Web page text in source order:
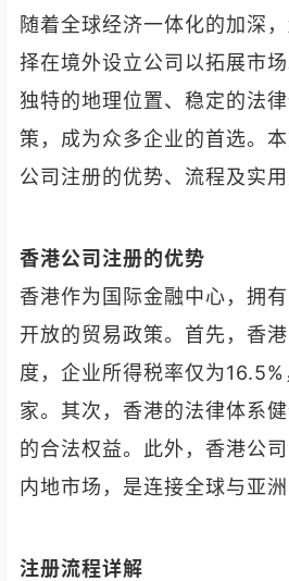
随着全球经济一体化的加深
择在境外设立公司以拓展市
独特的地理位置、稳定的法
策，成为众多企业的首选。
公司注册的优势、流程及实用
香港公司注册的优势
香港作为国际金融中心，拥
开放的贸易政策。首先，香港
度，企业所得税率仅为
家。其次，香港的法律体系
的合法权益。此外，香港公
内地市场，是连接全球与亚洲
注册流程详解